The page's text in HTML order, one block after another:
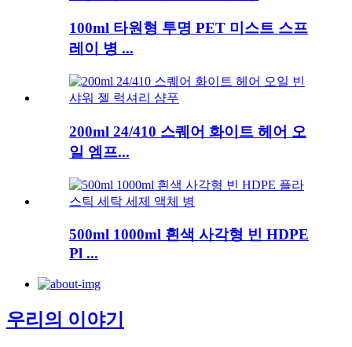
100ml 타원형 투명 PET 미스트 스프
레이 병 ...
200ml 24/410 스퀘어 화이트 헤어 오
일 엠프...
500ml 1000ml 흰색 사각형 빈 HDPE
Pl ...
우리의 이야기